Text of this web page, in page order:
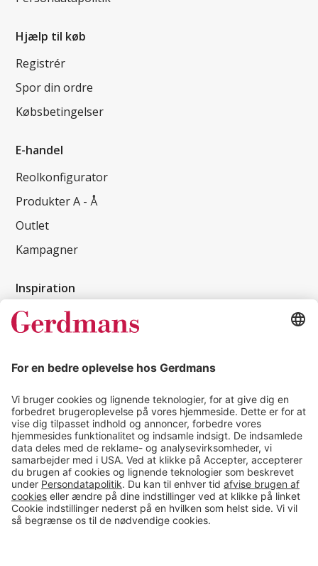
Hjælp til køb
Registrér
Spor din ordre
Købsbetingelser
E-handel
Reolkonfigurator
Produkter A - Å
Outlet
Kampagner
Inspiration
Kundereferencer
Tips & guides
Kontakt
salg@gerdmans.dk
49 18 07 07
Salgsafdeling åbningstider
08.00-16.00